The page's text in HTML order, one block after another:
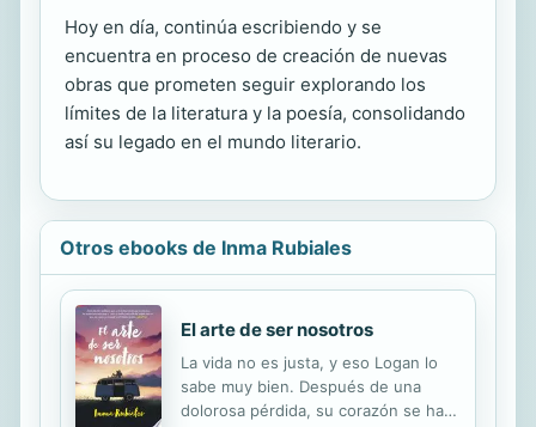
Hoy en día, continúa escribiendo y se
encuentra en proceso de creación de nuevas
obras que prometen seguir explorando los
límites de la literatura y la poesía, consolidando
así su legado en el mundo literario.
Otros ebooks de Inma Rubiales
El arte de ser nosotros
La vida no es justa, y eso Logan lo
sabe muy bien. Después de una
dolorosa pérdida, su corazón se ha